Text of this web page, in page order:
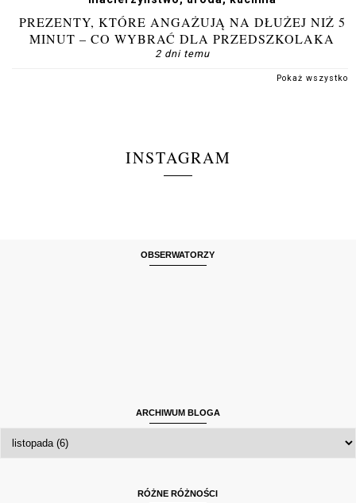
PREZENTY, KTÓRE ANGAŻUJĄ NA DŁUŻEJ NIŻ 5
MINUT – CO WYBRAĆ DLA PRZEDSZKOLAKA
2 dni temu
Pokaż wszystko
INSTAGRAM
OBSERWATORZY
ARCHIWUM BLOGA
RÓŻNE RÓŻNOŚCI